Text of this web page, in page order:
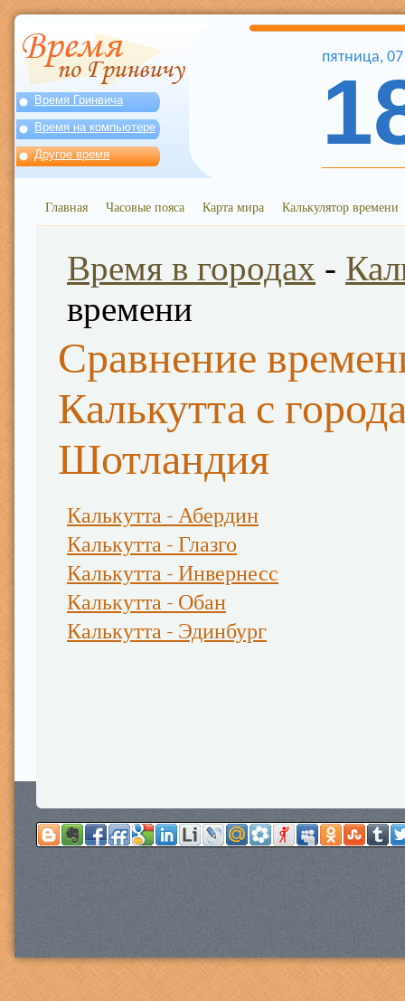
Время Гринвича
Время на компьютере
Другое время
пятница, 07
Главная Часовые пояса Карта мира Калькулятор времени
Время в городах -
времени
Сравнение
Калькутта с
Шотландия
Калькутта - Абердин
Калькутта - Глазго
Калькутта - Инвернесс
Калькутта - Обан
Калькутта - Эдинбург